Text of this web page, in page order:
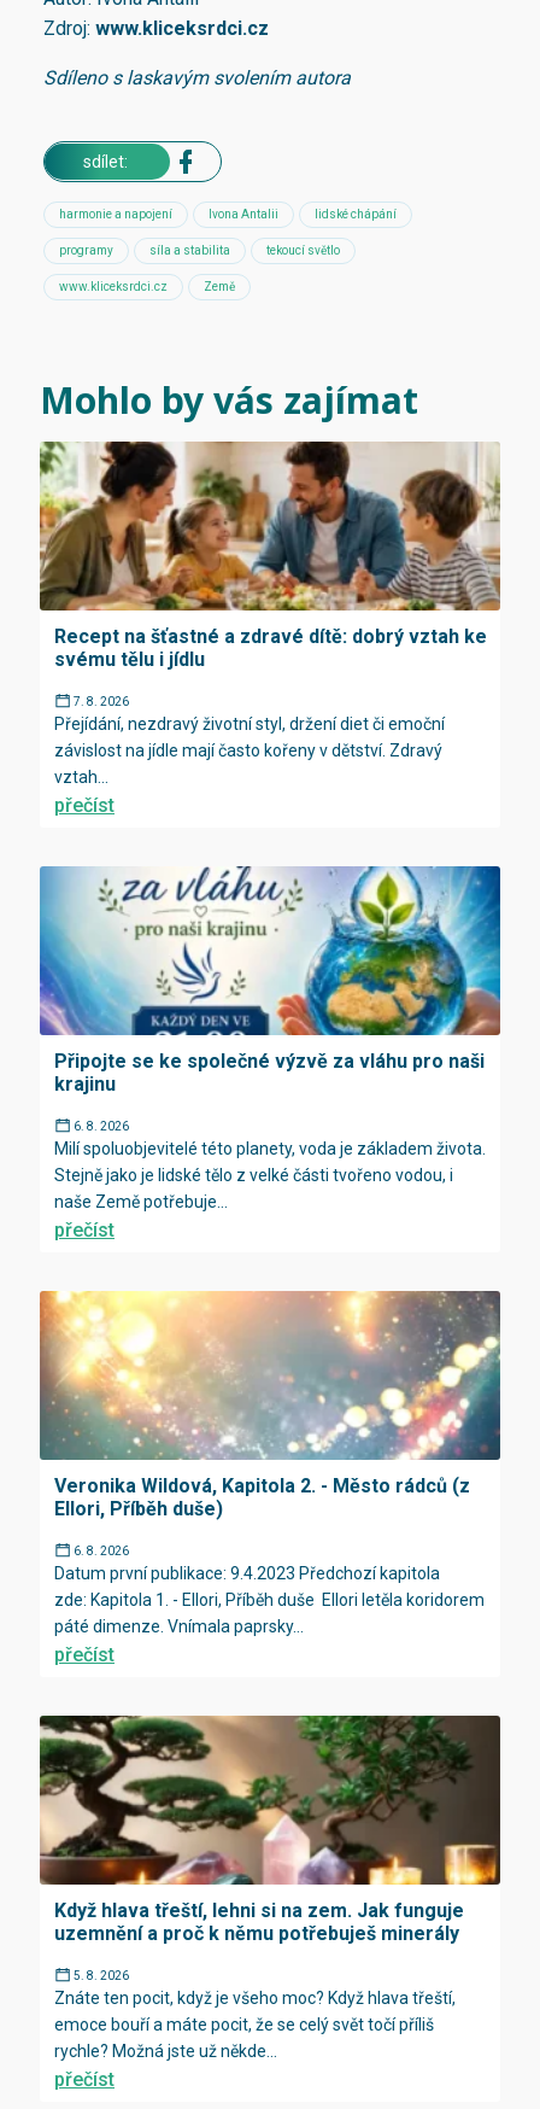
Zdroj: www.kliceksrdci.cz
Sdíleno s laskavým svolením autora
sdílet:
harmonie a napojení Ivona Antalii lidské chápání
programy síla a stabilita tekoucí světlo
www.kliceksrdci.cz Země
Mohlo by vás zajímat
Recept na šťastné a zdravé dítě: dobrý vztah ke
svému tělu i jídlu
7. 8. 2026
Přejídání, nezdravý životní styl, držení diet či emoční
závislost na jídle mají často kořeny v dětství. Zdravý
vztah...
přečíst
Připojte se ke společné výzvě za vláhu pro naši
krajinu
6. 8. 2026
Milí spoluobjevitelé této planety, voda je základem života.
Stejně jako je lidské tělo z velké části tvořeno vodou, i
naše Země potřebuje...
přečíst
Veronika Wildová, Kapitola 2. - Město rádců (z
Ellori, Příběh duše)
6. 8. 2026
Datum první publikace: 9.4.2023 Předchozí kapitola
zde: Kapitola 1. - Ellori, Příběh duše Ellori letěla koridorem
páté dimenze. Vnímala paprsky...
přečíst
Když hlava třeští, lehni si na zem. Jak funguje
uzemnění a proč k němu potřebuješ minerály
5. 8. 2026
Znáte ten pocit, když je všeho moc? Když hlava třeští,
emoce bouří a máte pocit, že se celý svět točí příliš
rychle? Možná jste už někde...
přečíst